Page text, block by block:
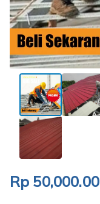
Rp 50,000.00